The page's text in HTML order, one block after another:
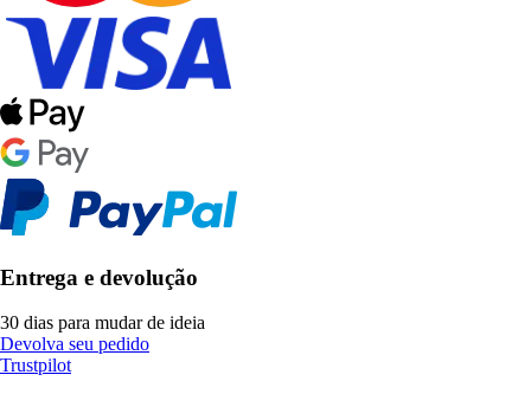
Entrega e devolução
30 dias para mudar de ideia
Devolva seu pedido
Trustpilot